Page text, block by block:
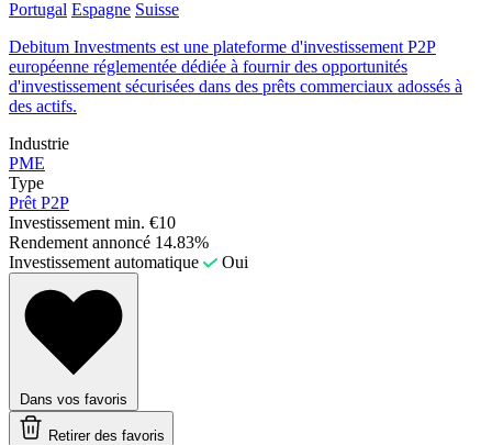
Portugal Espagne Suisse
Debitum Investments est une plateforme d'investissement P2P
européenne réglementée dédiée à fournir des opportunités
d'investissement sécurisées dans des prêts commerciaux adossés à
des actifs.
Industrie
PME
Type
Prêt P2P
Investissement min. €10
Rendement annoncé 14.83%
Investissement automatique
Oui
Dans vos favoris
Retirer des favoris